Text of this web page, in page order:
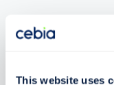
This website uses